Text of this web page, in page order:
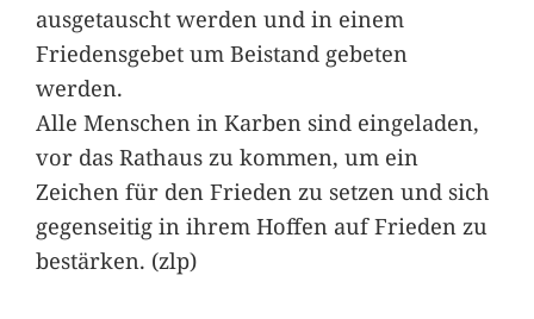
ausgetauscht werden und in einem
Friedensgebet um Beistand gebeten
werden.
Alle Menschen in Karben sind eingeladen,
vor das Rathaus zu kommen, um ein
Zeichen für den Frieden zu setzen und sich
gegenseitig in ihrem Hoffen auf Frieden zu
bestärken. (zlp)